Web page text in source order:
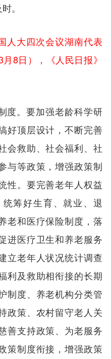
。
大四次会议湖南代表
8日），《人民日报》
度。要加强老龄科学研
好顶层设计，不断完善
会救助、社会福利、社
与等政策，增强政策制
性。要完善老年人权益
筹好生育、就业、退
老和医疗保险制度，落
进医疗卫生和养老服务
立老年人状况统计调查
利及救助相衔接的长期
制度、养老机构分类管
政策、农村留守老人关
善支持政策、为老服务
策制度衔接，增强政策